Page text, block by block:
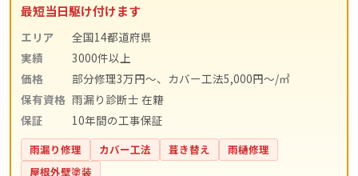
最短当日駆け付けます
エリア
全国14都道府県
実績
3000件以上
価格
部分修理3万円～、カバー工法5,000円～/㎡
保有資格 雨漏り診断士 在籍
保証
10年間の工事保証
雨漏り修理 カバー工法 葺き替え
雨樋修理
屋根外壁塗装